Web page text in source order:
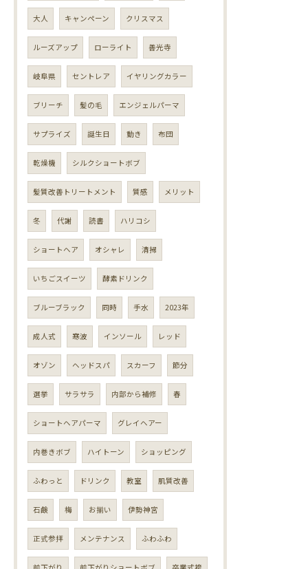
大人 キャンペーン クリスマス
ルーズアップ ローライト 善光寺
岐阜県 セントレア イヤリングカラー
ブリーチ 髪の毛 エンジェルパーマ
サプライズ 誕生日 動き 布団
乾燥機 シルクショートボブ
髪質改善トリートメント 質感 メリット
冬 代謝 読書 ハリコシ
ショートヘア オシャレ 清掃
いちごスイーツ 酵素ドリンク
ブルーブラック 同時 手水 2023年
成人式 寒波 インソール レッド
オゾン ヘッドスパ スカーフ 節分
選挙 サラサラ 内部から補修 春
ショートヘアパーマ グレイヘアー
内巻きボブ ハイトーン ショッピング
ふわっと ドリンク 教室 肌質改善
石鹸 梅 お揃い 伊勢神宮
正式参拝 メンテナンス ふわふわ